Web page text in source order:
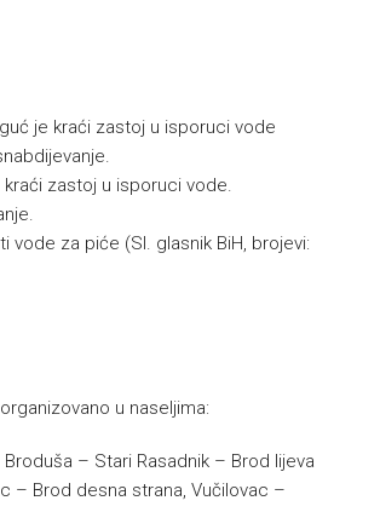
je kraći zastoj u isporuci vode
zastoj u isporuci vode.
vode za piće (Sl. glasnik BiH, brojevi:
u naseljima:
– Stari Rasadnik – Brod lijeva
– Brod desna strana, Vučilovac –